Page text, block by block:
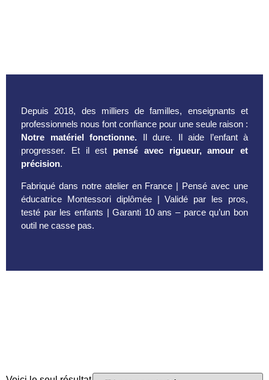
Depuis 2018, des milliers de familles, enseignants et
professionnels nous font confiance pour une seule raison :
Notre matériel fonctionne. Il dure. Il aide l’enfant à
progresser. Et il est pensé avec rigueur, amour et
précision.
Fabriqué dans notre atelier en France | Pensé avec une
éducatrice Montessori diplômée | Validé par les pros,
testé par les enfants | Garanti 10 ans – parce qu’un bon
outil ne casse pas.